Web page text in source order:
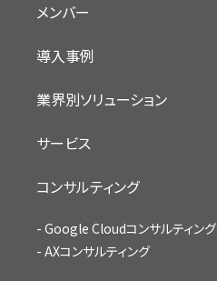
メンバー
導入事例
業界別ソリューション
サービス
コンサルティング
Google Cloudコンサルティング
AXコンサルティング